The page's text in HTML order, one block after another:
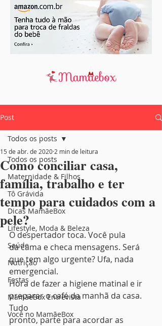
Post
Todos os posts
Maternidade & Filhos
Tô Grávida
Dicas MamãeBox
Lifestyle, Moda & Beleza
Saúde
Nutrição
Festas
MamãeBox Entrevista
Você no MamãeBox
Todos os posts
Como conciliar casa,
família, trabalho e ter
tempo para cuidados com a
pele?
15 de abr. de 2020 2 min de leitura
O despertador toca. Você pula
da cama e checa mensagens. Será
que tem algo urgente? Ufa, nada
emergencial.
Hora de fazer a higiene matinal e ir
preparar o café da manhã da casa.
Tudo
pronto, parte para acordar as